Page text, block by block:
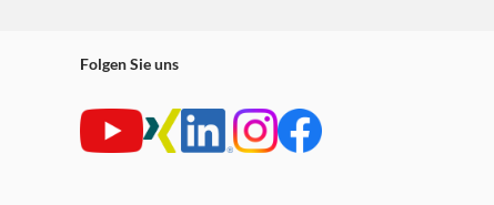
Folgen Sie uns